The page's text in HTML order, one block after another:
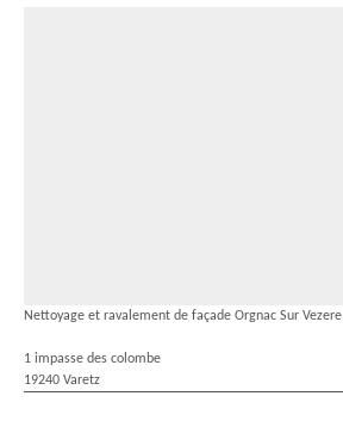
Nettoyage et ravalement de façade Orgnac Sur Vezere
1 impasse des colombe
19240 Varetz